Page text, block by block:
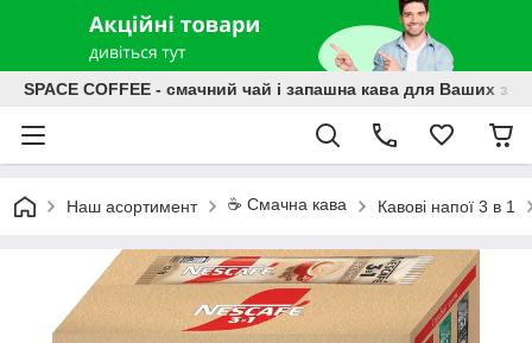
SPACE COFFEE - смачний чай і запашна кава для Ваших
Наш асортимент ☕️ Смачна кава Кавові напої 3 в 1